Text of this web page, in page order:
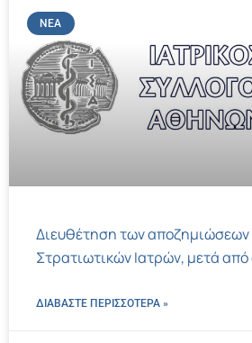
ΝΈΑ
Διευθέτηση των
Στρατιωτικών Ιατρών, μετά από
ΔΙΑΒΑΣΤΕ ΠΕΡΙΣΣΌΤΕΡΑ »